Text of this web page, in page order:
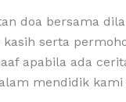
doa bersama
serta
apabila ada
mendidik